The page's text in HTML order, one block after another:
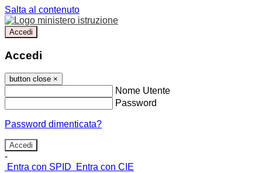
Salta al contenuto
Accedi
Accedi
button close ×
Nome Utente
Password
Password dimenticata?
-
Entra con SPID
Entra con CIE